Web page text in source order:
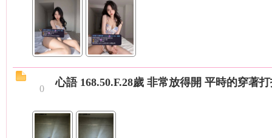
0
心語 168.50.F.28歲 非常放得開 平時的穿著